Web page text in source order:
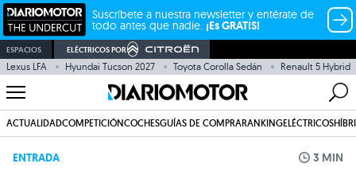
Suscríbete a nuestra newsletter y entérate de
todo antes que nadie. ¡Es GRATIS!
ESPACIOS ELÉCTRICOS POR
Lexus LFA Hyundai Tucson 2027 Toyota Corolla Sedán Renault 5 Hybrid
ACTUALIDADCOMPETICIÓNCOCHESGUÍAS DE COMPRARANKINGELÉCTRICOS
ENTRADA 3 MIN